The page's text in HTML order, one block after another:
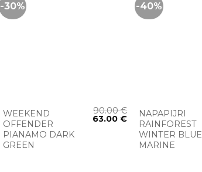
-30%
WEEKEND
OFFENDER
PIANAMO DARK
GREEN
90.00€
63.00€
-40%
NAPAPIJRI
RAINFOREST
WINTER BLUE
MARINE